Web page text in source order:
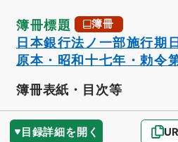
簿冊標題 簿冊
日本銀行法ノ一部施行期
原本・昭和十七年・勅令
簿冊表紙・目次等
目録詳細を開く